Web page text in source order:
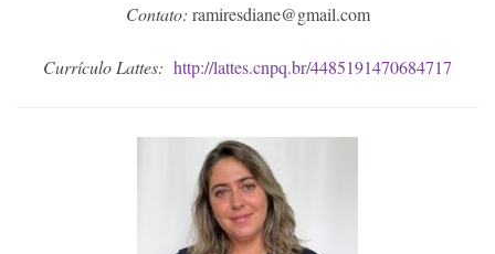
Contato: ramiresdiane@gmail.com
Currículo Lattes: http://lattes.cnpq.br/4485191470684717